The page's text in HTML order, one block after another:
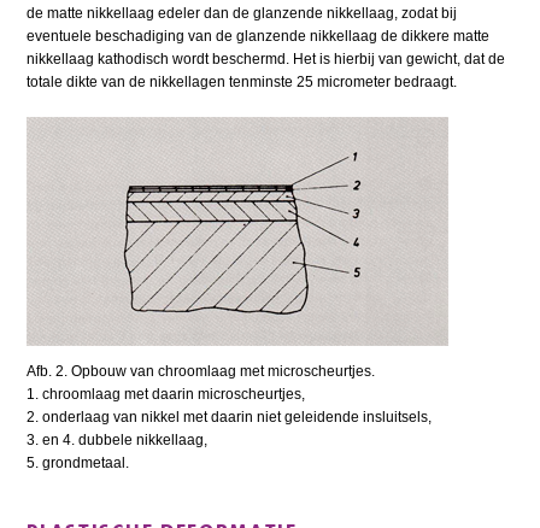
de matte nikkellaag edeler dan de glanzende nikkellaag, zodat bij
eventuele beschadiging van de glanzende nikkellaag de dikkere matte
nikkellaag kathodisch wordt beschermd. Het is hierbij van gewicht, dat de
totale dikte van de nikkellagen tenminste 25 micrometer bedraagt.
Afb. 2. Opbouw van chroomlaag met microscheurtjes.
1. chroomlaag met daarin microscheurtjes,
2. onderlaag van nikkel met daarin niet geleidende insluitsels,
3. en 4. dubbele nikkellaag,
5. grondmetaal.